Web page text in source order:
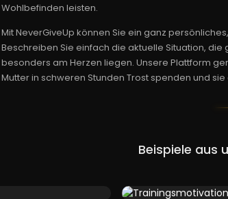
Wohlbefinden leisten.
Mit NeverGiveUp können Sie ein ganz
Beschreiben Sie einfach die aktuelle Situation,
besonders am Herzen liegen. Unsere Plattform
Mutter in schweren Stunden Trost spenden und
Beispiele aus